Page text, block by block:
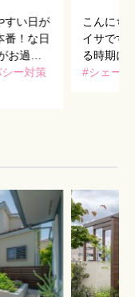
すい日が
番！な日
過ご
昨年横
させて
ー対策
ド
こんにち
イサです
る時期に
調服が支
シェード